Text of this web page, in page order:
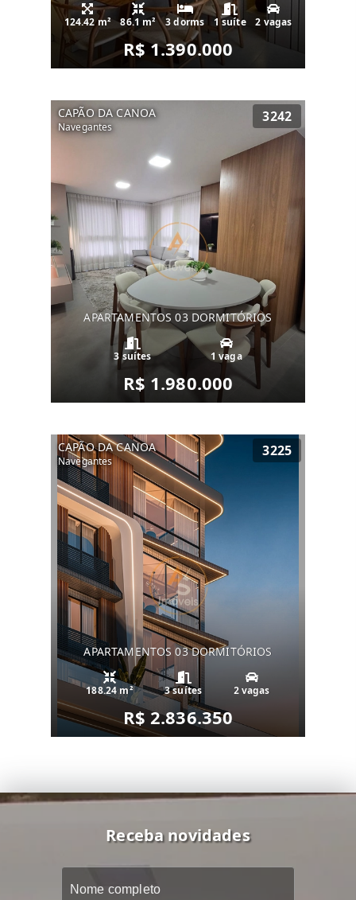
124.42 m² 86.1 m² 3 dorms 1 suíte 2 vagas
R$ 1.390.000
CAPÃO DA CANOA
Navegantes
3242
APARTAMENTOS 03 DORMITÓRIOS
3 suítes 1 vaga
R$ 1.980.000
CAPÃO DA CANOA
Navegantes
3225
APARTAMENTOS 03 DORMITÓRIOS
188.24 m² 3 suítes 2 vagas
R$ 2.836.350
Receba novidades